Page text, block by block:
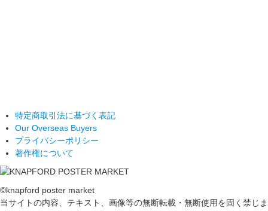
特定商取引法に基づく表記
Our Overseas Buyers
プライバシーポリシー
著作権について
©knapford poster market
当サイトの内容、テキスト、画像等の無断転載・無断使用を固く禁じま